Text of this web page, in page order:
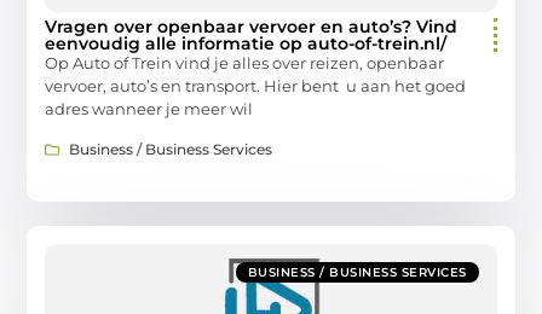
Vragen over openbaar vervoer en auto’s? Vind
eenvoudig alle informatie op auto-of-trein.nl/
Op Auto of Trein vind je alles over reizen, openbaar
vervoer, auto’s en transport. Hier bent u aan het goed
adres wanneer je meer wil
Business / Business Services
BUSINESS / BUSINESS SERVICES